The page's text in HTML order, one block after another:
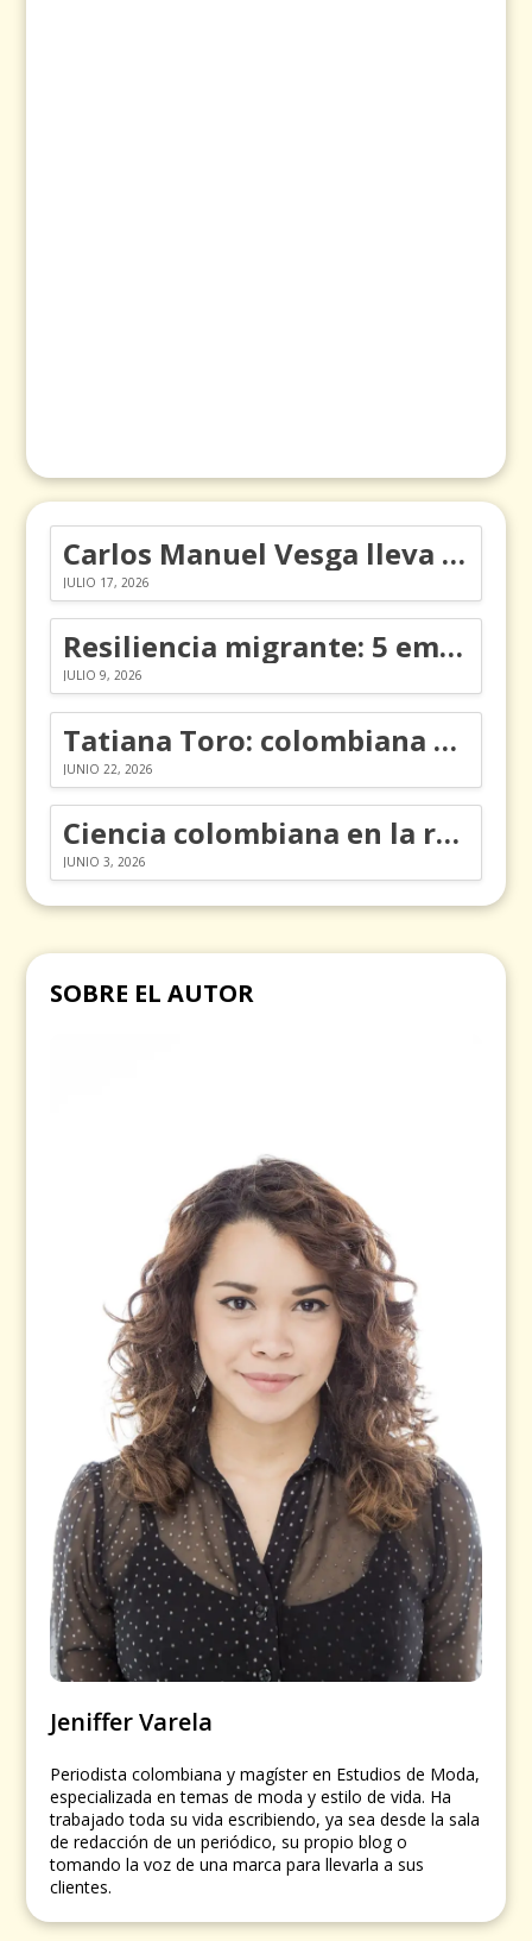
Carlos Manuel Vesga lleva el nombre de Colombia a los Emmy
JULIO 17, 2026
Resiliencia migrante: 5 emociones y cómo gestionarlas
JULIO 9, 2026
Tatiana Toro: colombiana que cambió la historia de las matemáticas
JUNIO 22, 2026
Ciencia colombiana en la revolución de los órganos en chips
JUNIO 3, 2026
SOBRE EL AUTOR
Jeniffer Varela
Periodista colombiana y magíster en Estudios de Moda,
especializada en temas de moda y estilo de vida. Ha
trabajado toda su vida escribiendo, ya sea desde la sala
de redacción de un periódico, su propio blog o
tomando la voz de una marca para llevarla a sus
clientes.